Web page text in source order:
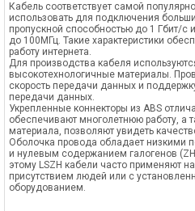
Кабель соответствует самой
использовать для подключения
пропускной способностью до 1 Гбит/c
до 100МГц. Такие характеристики
работу интернета.
Для производства кабеля
высокотехнологичные материалы.
скорость передачи данных и
передачи данных.
Укрепленные коннекторы из ABS
обеспечивают многолетнюю работу, а
материала, позволяют увидеть
Оболочка провода обладает низкими
и нулевым содержанием галогенов
этому LSZH кабели часто применяют
присутствием людей или с
оборудованием.